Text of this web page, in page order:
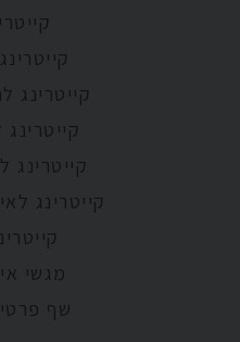
קייטרינג
קייטרינג
קייטרינג
מגשי
שף